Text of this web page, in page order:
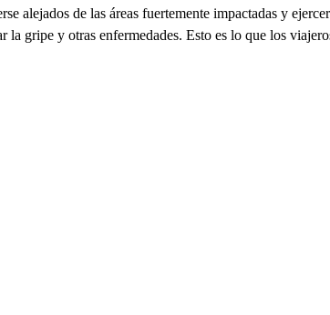
alejados de las áreas fuertemente impactadas y
la gripe y otras enfermedades. Esto es lo que los